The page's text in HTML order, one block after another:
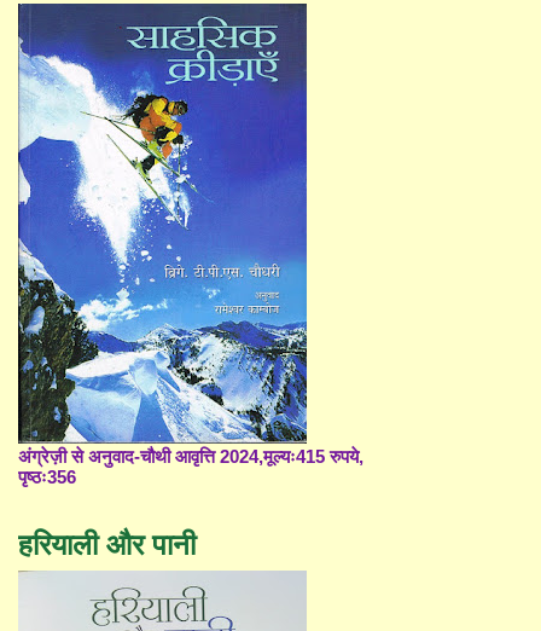
अंग्रेज़ी से अनुवाद-चौथी आवृत्ति 2024,मूल्यः415 रुपये,
पृष्ठः356
हरियाली और पानी